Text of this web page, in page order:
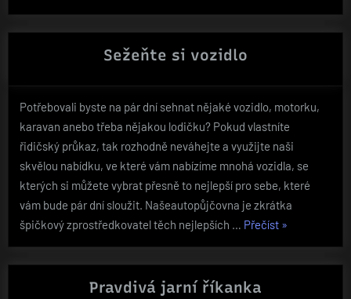
si
vede
Sežeňte si vozidlo
Potřebovali byste na pár dní sehnat nějaké vozidlo, motorku,
karavan anebo třeba nějakou lodičku? Pokud vlastníte
řidičský průkaz, tak rozhodně neváhejte a využijte naši
skvělou nabídku, ve které vám nabízíme mnohá vozidla, se
kterých si můžete vybrat přesně to nejlepší pro sebe, které
vám bude pár dní sloužit. Našeautopůjčovna je zkrátka
špičkový zprostředkovatel těch nejlepších … Přečíst„Sežeňte
vozidlo“
»
Pravdivá jarní říkanka